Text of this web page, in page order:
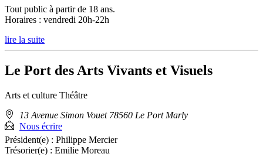
Tout public à partir de 18 ans.
Horaires : vendredi 20h-22h
lire la suite
Le Port des Arts Vivants et Visuels
Arts et culture Théâtre
Adresse
:
13 Avenue Simon Vouet 78560 Le Port Marly
Nous écrire
Président(e) : Philippe Mercier
Trésorier(e) : Emilie Moreau